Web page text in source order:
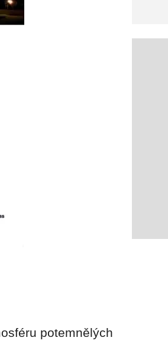
potemnělých